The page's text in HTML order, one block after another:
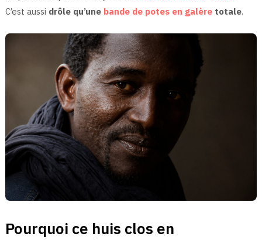
C’est aussi drôle qu’une bande de potes en galèretotale.
Pourquoi ce huis clos en